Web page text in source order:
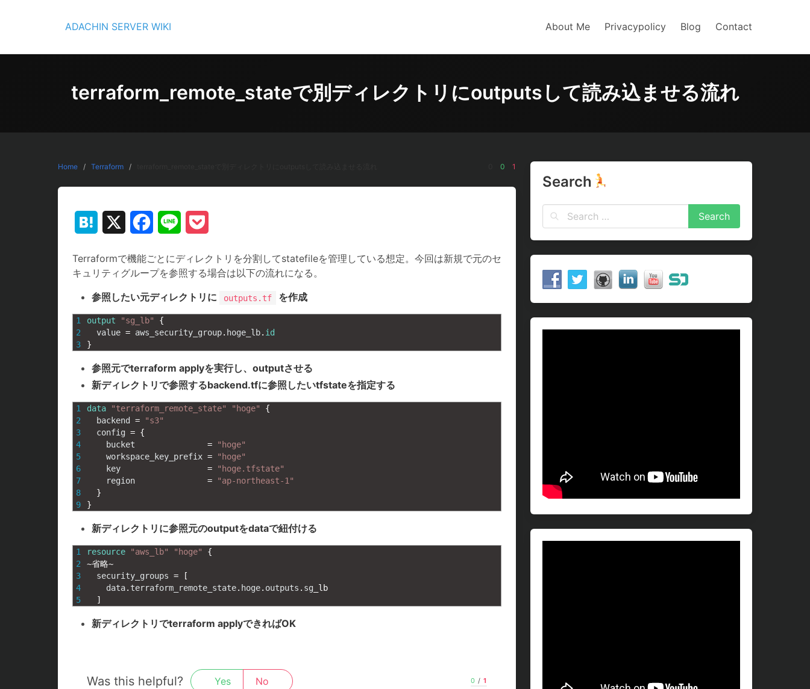
ADACHIN SERVER WIKI About Me Privacypolicy Blog Contact
terraform_remote_stateで別ディレクトリにoutputsして読み込ませる流れ
Home Terraform 0 1
Hatena Facebook
Line
Terraformで機能ごとにディレクトリを分割してstatefileを管理している想定。今回は新規で元のセ
キュリティグループを参照する場合は以下の流れになる。
参照したい元ディレクトリに
outputs.tf を作成
1
2
3
output "sg_lb"
{
value = aws_security_group. hoge_lb. id
}
参照元でterraform applyを実行し、outputさせる
新ディレクトリで参照するbackend.tfに参照したいtfstateを指定する
1
2
3
4
5
6
7
8
9
data "terraform_remote_state" "hoge"
{
backend
=
"s3"
config = {
bucket
=
"hoge"
workspace_key_prefix =
"hoge"
key
=
"hoge.tfstate"
region
=
"ap-northeast-1"
}
}
新ディレクトリに参照元のoutputをdataで紐付ける
1
2
3
4
5
resource "aws_lb" "hoge"
{
~省略~
security_groups =
[
data. terraform_remote_state. hoge. outputs . sg
lb
]
新ディレクトリでterraform applyできればOK
Was this helpful? Yes No 0 / 1
Search